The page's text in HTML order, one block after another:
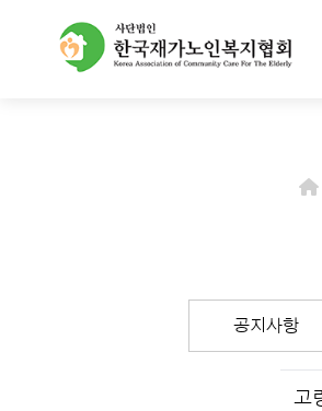
공지사항
고